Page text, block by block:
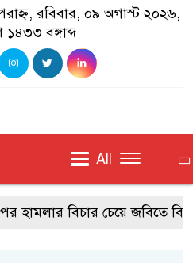
রবিবার, ০৯ অগাস্ট ২০২৬,
১৪৩৩ বঙ্গাব্দ
All
বিচার চেয়ে জবিতে